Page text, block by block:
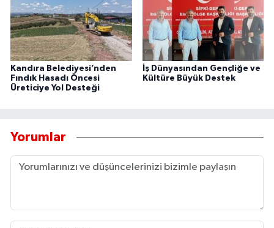
Kandıra Belediyesi’nden
Fındık Hasadı Öncesi
Üreticiye Yol Desteği
İş Dünyasından Gençliğe ve
Kültüre Büyük Destek
Yorumlar